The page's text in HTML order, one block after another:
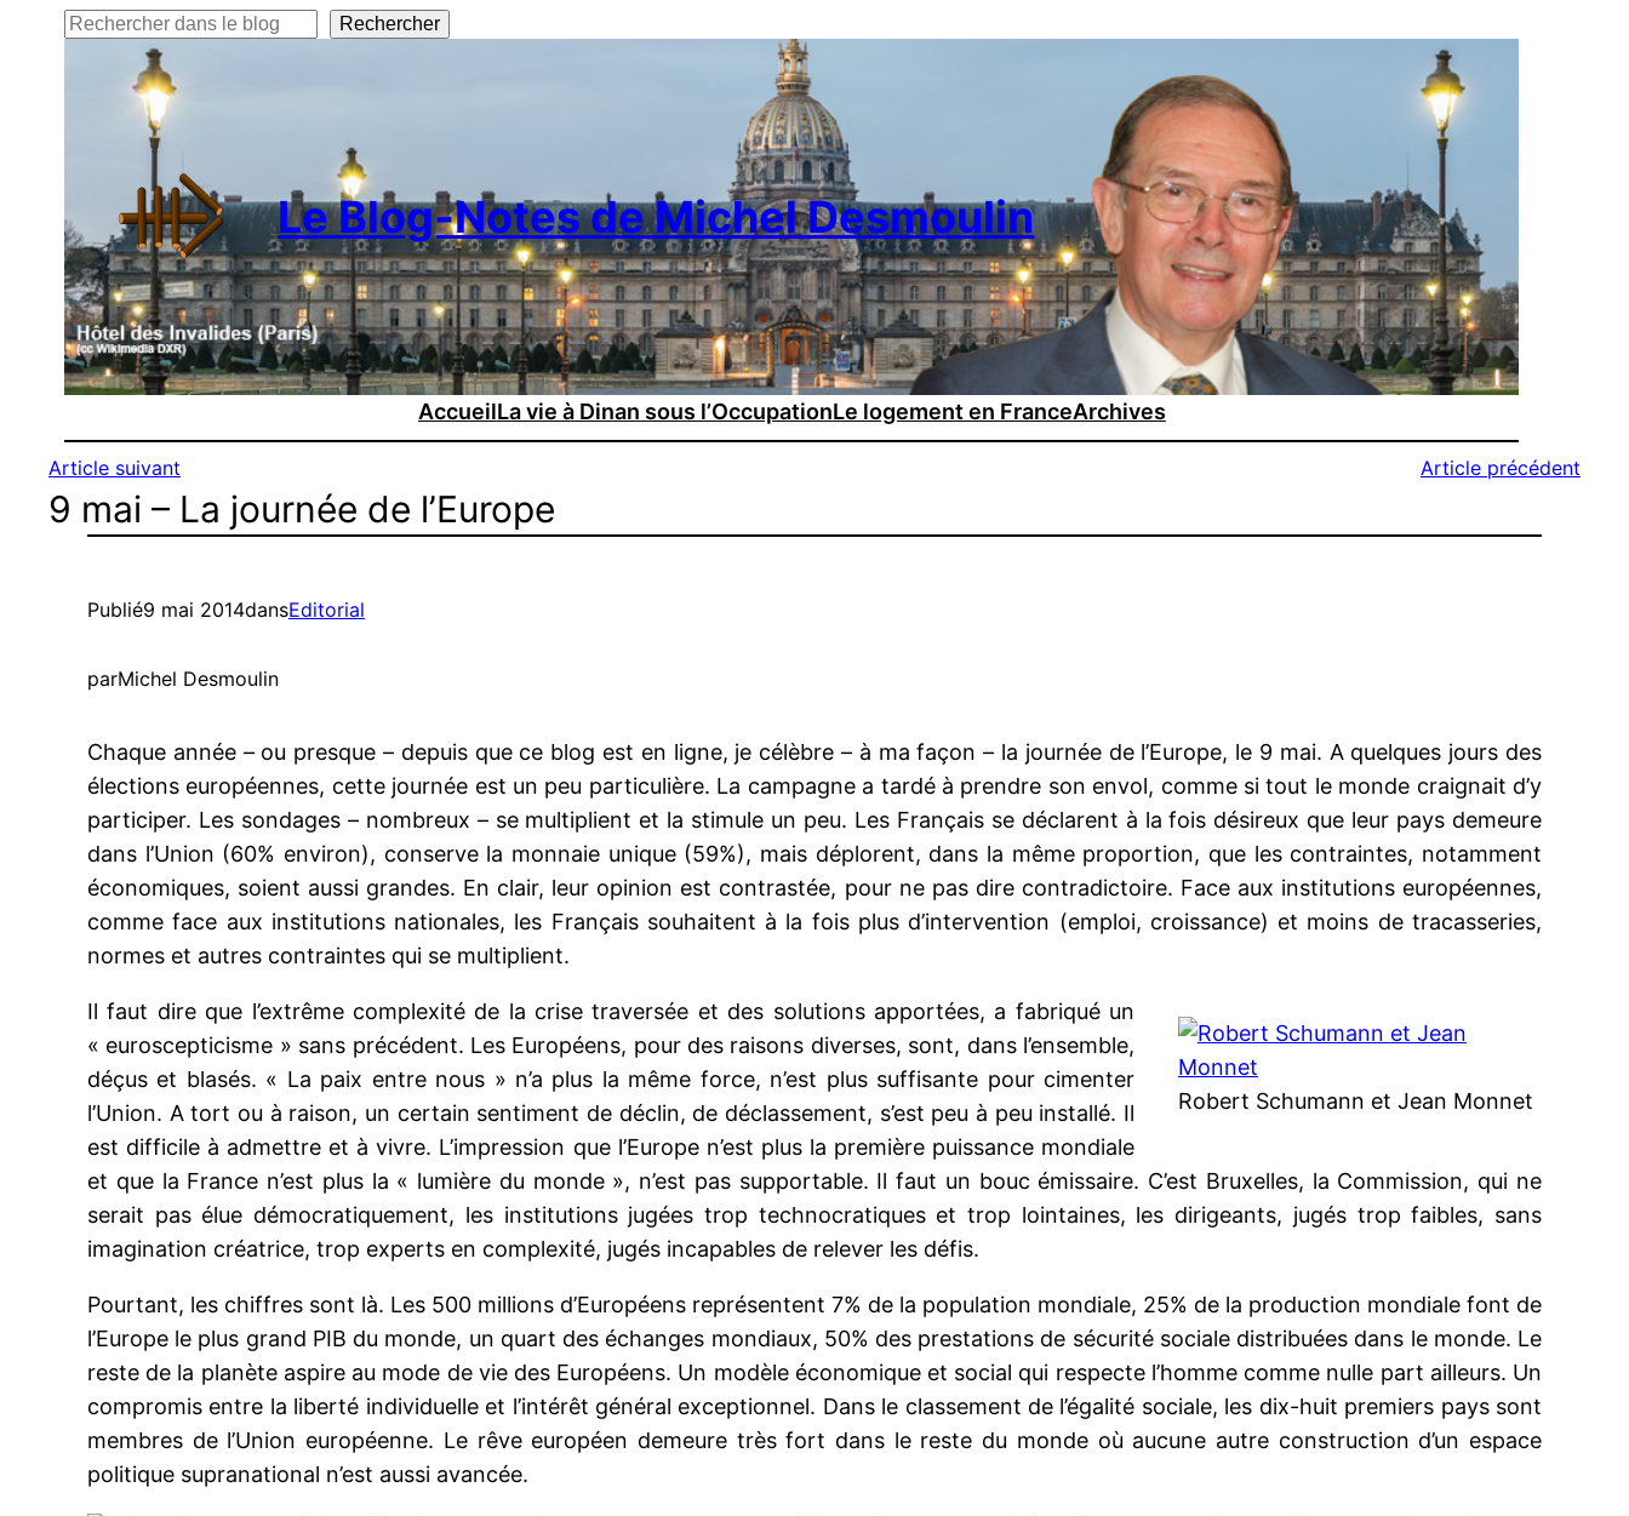
Rechercher Rechercher
Le Blog-Notes de Michel Desmoulin
AccueilLa vie à Dinan sous l’OccupationLe logement en FranceArchives
Article suivant Article précédent
9 mai – La journée de l’Europe
Publié9 mai 2014dansEditorial
parMichel Desmoulin
Chaque année – ou presque – depuis que ce blog est en ligne, je célèbre – à ma façon – la journée de l’Europe, le 9 mai. A quelques jours des
élections européennes, cette journée est un peu particulière. La campagne a tardé à prendre son envol, comme si tout le monde craignait d’y
participer. Les sondages – nombreux – se multiplient et la stimule un peu. Les Français se déclarent à la fois désireux que leur pays demeure
dans l’Union (60% environ), conserve la monnaie unique (59%), mais déplorent, dans la même proportion, que les contraintes, notamment
économiques, soient aussi grandes. En clair, leur opinion est contrastée, pour ne pas dire contradictoire. Face aux institutions européennes,
comme face aux institutions nationales, les Français souhaitent à la fois plus d’intervention (emploi, croissance) et moins de tracasseries,
normes et autres contraintes qui se multiplient.
Robert Schumann et Jean Monnet
Il faut dire que l’extrême complexité de la crise traversée et des solutions apportées, a fabriqué un
« euroscepticisme » sans précédent. Les Européens, pour des raisons diverses, sont, dans l’ensemble,
déçus et blasés. « La paix entre nous » n’a plus la même force, n’est plus suffisante pour cimenter
l’Union. A tort ou à raison, un certain sentiment de déclin, de déclassement, s’est peu à peu installé. Il
est difficile à admettre et à vivre. L’impression que l’Europe n’est plus la première puissance mondiale
et que la France n’est plus la « lumière du monde », n’est pas supportable. Il faut un bouc émissaire. C’est Bruxelles, la Commission, qui ne
serait pas élue démocratiquement, les institutions jugées trop technocratiques et trop lointaines, les dirigeants, jugés trop faibles, sans
imagination créatrice, trop experts en complexité, jugés incapables de relever les défis.
Pourtant, les chiffres sont là. Les 500 millions d’Européens représentent 7% de la population mondiale, 25% de la production mondiale font de
l’Europe le plus grand PIB du monde, un quart des échanges mondiaux, 50% des prestations de sécurité sociale distribuées dans le monde. Le
reste de la planète aspire au mode de vie des Européens. Un modèle économique et social qui respecte l’homme comme nulle part ailleurs. Un
compromis entre la liberté individuelle et l’intérêt général exceptionnel. Dans le classement de l’égalité sociale, les dix-huit premiers pays sont
membres de l’Union européenne. Le rêve européen demeure très fort dans le reste du monde où aucune autre construction d’un espace
politique supranational n’est aussi avancée.